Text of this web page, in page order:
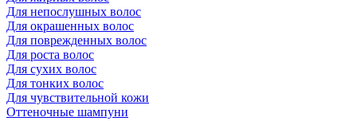
Для непослушных волос
Для окрашенных волос
Для поврежденных волос
Для роста волос
Для сухих волос
Для тонких волос
Для чувствительной кожи
Оттеночные шампуни